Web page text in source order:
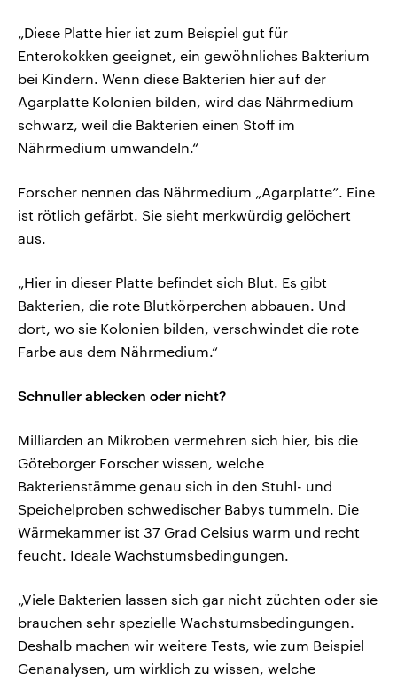
„Diese Platte hier ist zum Beispiel gut für
Enterokokken geeignet, ein gewöhnliches Bakterium
bei Kindern. Wenn diese Bakterien hier auf der
Agarplatte Kolonien bilden, wird das Nährmedium
schwarz, weil die Bakterien einen Stoff im
Nährmedium umwandeln.“
Forscher nennen das Nährmedium „Agarplatte”. Eine
ist rötlich gefärbt. Sie sieht merkwürdig gelöchert
aus.
„Hier in dieser Platte befindet sich Blut. Es gibt
Bakterien, die rote Blutkörperchen abbauen. Und
dort, wo sie Kolonien bilden, verschwindet die rote
Farbe aus dem Nährmedium.“
Schnuller ablecken oder nicht?
Milliarden an Mikroben vermehren sich hier, bis die
Göteborger Forscher wissen, welche
Bakterienstämme genau sich in den Stuhl- und
Speichelproben schwedischer Babys tummeln. Die
Wärmekammer ist 37 Grad Celsius warm und recht
feucht. Ideale Wachstumsbedingungen.
„Viele Bakterien lassen sich gar nicht züchten oder sie
brauchen sehr spezielle Wachstumsbedingungen.
Deshalb machen wir weitere Tests, wie zum Beispiel
Genanalysen, um wirklich zu wissen, welche